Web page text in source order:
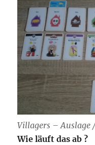
Villagers – Auslage
Wie läuft das ab ?